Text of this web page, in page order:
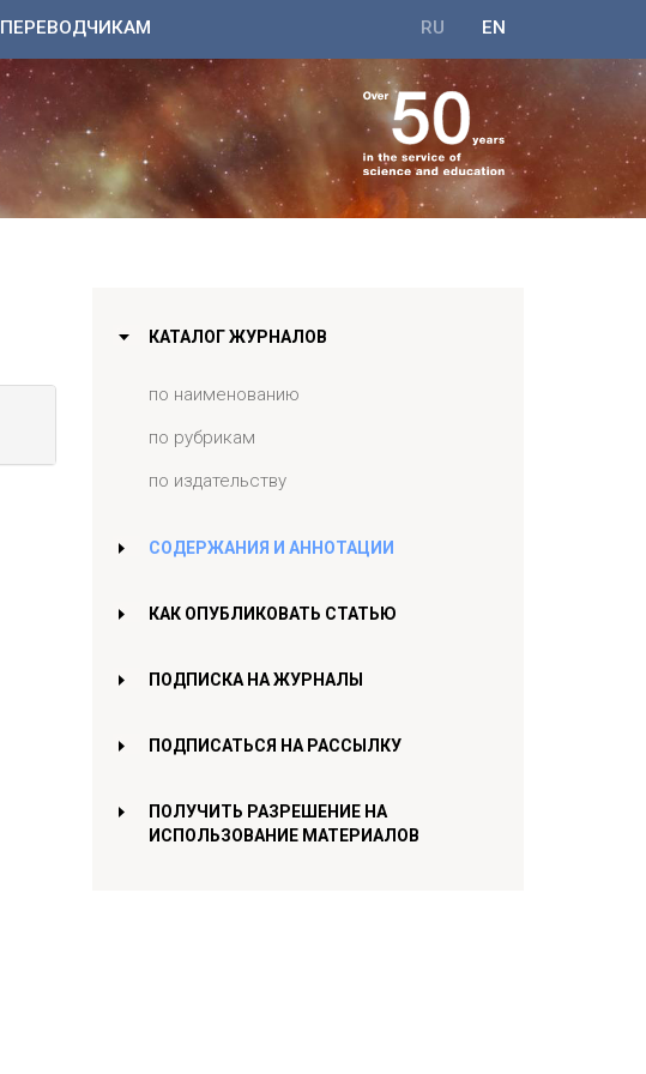
ПЕРЕВОДЧИКАМ EN
RU
КАТАЛОГ ЖУРНАЛОВ
по наименованию
по рубрикам
по издательству
СОДЕРЖАНИЯ И АННОТАЦИИ
КАК ОПУБЛИКОВАТЬ СТАТЬЮ
ПОДПИСКА НА ЖУРНАЛЫ
ПОДПИСАТЬСЯ НА РАССЫЛКУ
ПОЛУЧИТЬ РАЗРЕШЕНИЕ НА
ИСПОЛЬЗОВАНИЕ МАТЕРИАЛОВ